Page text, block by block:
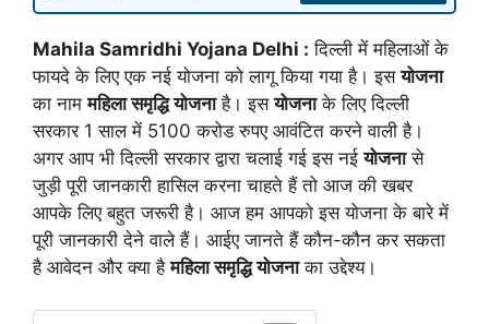
Mahila Samridhi Yojana Delhi : दिल्ली में महिलाओं के
फायदे के लिए एक नई योजना को लागू किया गया है। इसयोजना
का नाममहिला समृद्धि योजनाहै। इसयोजनाके लिए दिल्ली
सरकार 1 साल में 5100 करोड रुपए आवंटित करने वाली है।
अगर आप भी दिल्ली सरकार द्वारा चलाई गई इस नईयोजनासे
जुड़ी पूरी जानकारी हासिल करना चाहते हैं तो आज की खबर
आपके लिए बहुत जरूरी है। आज हम आपको इस योजना के बारे में
पूरी जानकारी देने वाले हैं। आईए जानते हैं कौन-कौन कर सकता
है आवेदन और क्या हैमहिला समृद्धि योजनाका उद्देश्य।